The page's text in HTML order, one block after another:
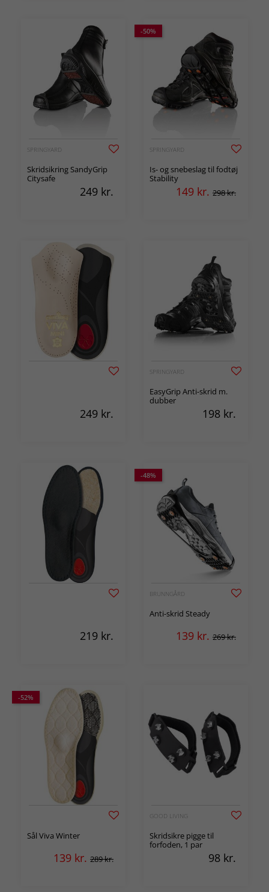
SPRINGYARD
Skridsikring SandyGrip
Citysafe
249 kr.
-50%
SPRINGYARD
Is- og snebeslag til fodtøj
Stability
149 kr. 298 kr.
249 kr.
SPRINGYARD
EasyGrip Anti-skrid m.
dubber
198 kr.
219 kr.
-48%
BRUNNGÅRD
Anti-skrid Steady
139 kr. 269 kr.
-52%
Sål Viva Winter
139 kr. 289 kr.
GOOD LIVING
Skridsikre pigge til
forfoden, 1 par
98 kr.